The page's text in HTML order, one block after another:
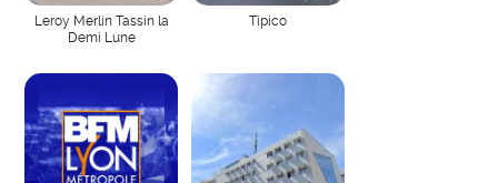
Leroy Merlin Tassin la
Demi Lune
Tipico